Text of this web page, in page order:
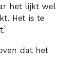
het lijkt wel
Het is te
dat het